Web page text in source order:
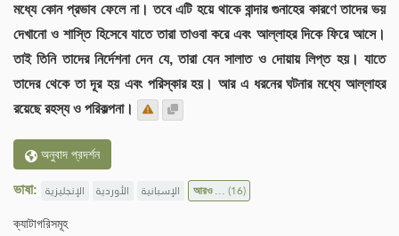
মধ্যে কোন প্রভাব ফেলে না। তবে এটি হয়ে থাকে বান্দার গুনাহের কারণে তাদের ভয়
দেখানো ও শাস্তি হিসেবে যাতে তারা তাওবা করে এবং আল্লাহর দিকে ফিরে আসে।
তাই তিনি তাদের নির্দেশনা দেন যে, তারা যেন সালাত ও দোয়ায় লিপ্ত হয়। যাতে
তাদের থেকে তা দূর হয় এবং পরিস্কার হয়। আর এ ধরনের ঘটনার মধ্যে আল্লাহর
রয়েছে রহস্য ও পরিকল্পনা।
অনুবাদ প্রদর্শন
ভাষা: الإنجليزية الأوردية الإسبانية আরও ...(16)
ক্যাটাগরিসমূহ